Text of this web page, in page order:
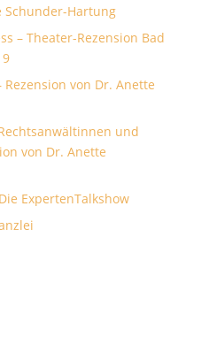
Schunder-Hartung
– Theater-Rezension Bad
von Dr. Anette
und
von Dr. Anette
ExpertenTalkshow